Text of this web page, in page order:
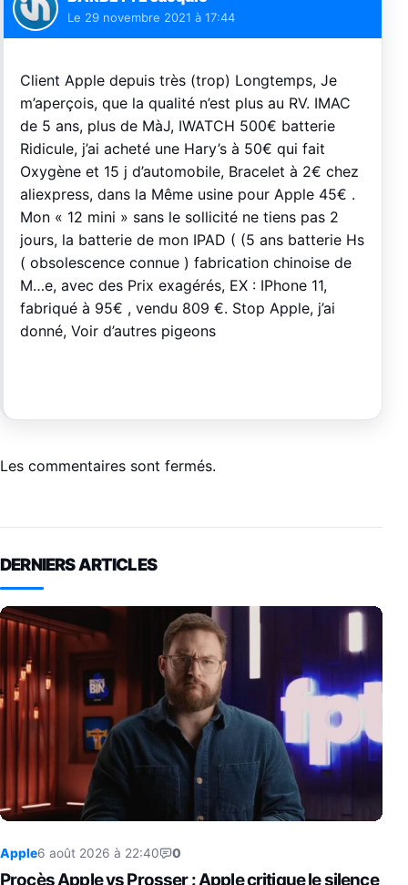
Le 29 novembre 2021 à 17:44
Client Apple depuis très (trop) Longtemps, Je
m’aperçois, que la qualité n’est plus au RV. IMAC
de 5 ans, plus de MàJ, IWATCH 500€ batterie
Ridicule, j’ai acheté une Hary’s à 50€ qui fait
Oxygène et 15 j d’automobile, Bracelet à 2€ chez
aliexpress, dans la Même usine pour Apple 45€ .
Mon « 12 mini » sans le sollicité ne tiens pas 2
jours, la batterie de mon IPAD ( (5 ans batterie Hs
( obsolescence connue ) fabrication chinoise de
M…e, avec des Prix exagérés, EX : IPhone 11,
fabriqué à 95€ , vendu 809 €. Stop Apple, j’ai
donné, Voir d’autres pigeons
Les commentaires sont fermés.
DERNIERS ARTICLES
Apple6 août 2026 à 22:40 0
Procès Apple vs Prosser : Apple critique le silence